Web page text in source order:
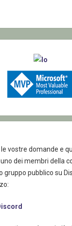
vostre domande e
dei membri della
gruppo pubblico su